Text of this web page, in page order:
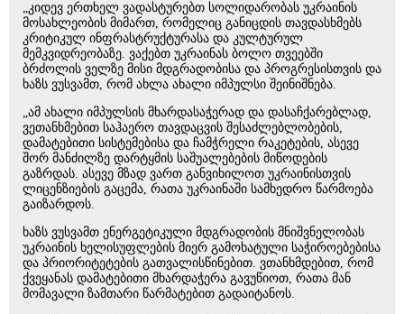
„კიდევ ერთხელ ვადასტურებთ სოლიდარობას უკრაინის
მოსახლეობის მიმართ, რომელიც განიცდის თავდასხმებს
კრიტიკულ ინფრასტრუქტურასა და კულტურულ
მემკვიდრეობაზე. ვაქებთ უკრაინას ბოლო თვეებში
ბრძოლის ველზე მისი მდგრადობისა და პროგრესისთვის და
ხაზს ვუსვამთ, რომ ახლა ახალი იმპულსი შეინიშნება.
„ამ ახალი იმპულსის მხარდასაჭერად და დასაჩქარებლად,
ვეთანხმებით საჰაერო თავდაცვის შესაძლებლობების,
დამატებითი სისტემებისა და ჩამჭრელი რაკეტების, ასევე
შორ მანძილზე დარტყმის საშუალებების მიწოდების
გაზრდას. ასევე მზად ვართ განვიხილოთ უკრაინისთვის
ლიცენზიების გაცემა, რათა უკრაინაში სამხედრო წარმოება
გაიზარდოს.
ხაზს ვუსვამთ ენერგეტიკული მდგრადობის მნიშვნელობას
უკრაინის ხელისუფლების მიერ გამოხატული საჭიროებებისა
და პრიორიტეტების გათვალისწინებით. ვთანხმდებით, რომ
ქვეყანას დამატებითი მხარდაჭერა გავუწიოთ, რათა მან
მომავალი ზამთარი წარმატებით გადაიტანოს.